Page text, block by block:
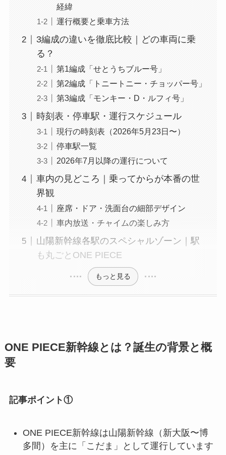
経緯
運行概要と乗車方法
3編成の違いを徹底比較｜どの車両に乗
る？
第1編成「せとうちブルー号」
第2編成「トニートニー・チョッパー号」
第3編成「モンキー・D・ルフィ号」
時刻表・停車駅・運行スケジュール
現行の時刻表（2026年5月23日〜）
停車駅一覧
2026年7月以降の運行について
車内の見どころ｜乗ってからが本番の世
界観
座席・ドア・洗面台の細部デザイン
車内放送・チャイムの楽しみ方
山陽新幹線各駅のスペシャルゾーン｜駅
も丸ごとONE PIECE
もっと見る
ONE PIECE新幹線とは？誕生の背景と概
要
記事ポイント①
ONE PIECE新幹線は山陽新幹線（新大阪〜博
多間）を主に「こだま」として運行しています